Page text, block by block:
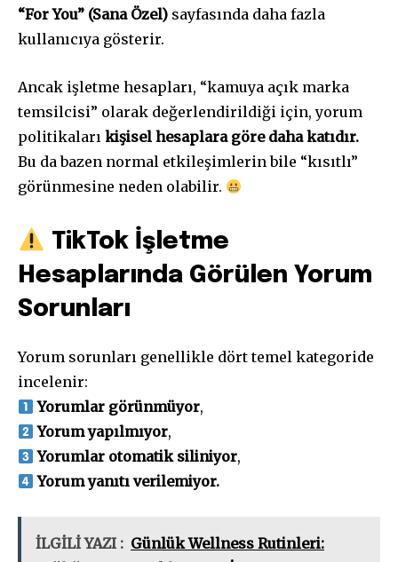
“For You” (Sana Özel) sayfasında daha fazla
kullanıcıya gösterir.
Ancak işletme hesapları, “kamuya açık marka
temsilcisi” olarak değerlendirildiği için, yorum
politikaları kişisel hesaplara göre daha katıdır.
Bu da bazen normal etkileşimlerin bile “kısıtlı”
görünmesine neden olabilir.
TikTok İşletme
Hesaplarında Görülen Yorum
Sorunları
Yorum sorunları genellikle dört temel kategoride
incelenir:
Yorumlar görünmüyor,
Yorum yapılmıyor,
Yorumlar otomatik siliniyor,
Yorum yanıtı verilemiyor.
İLGİLİ YAZI : Günlük Wellness Rutinleri: